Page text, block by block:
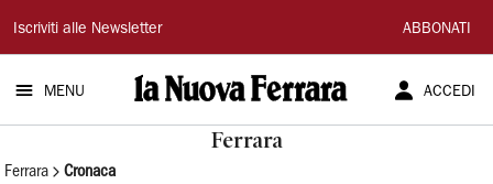
La
Nuova
Ferrara
Iscriviti alle Newsletter ABBONATI
MENU ACCEDI
Ferrara
Ferrara Cronaca